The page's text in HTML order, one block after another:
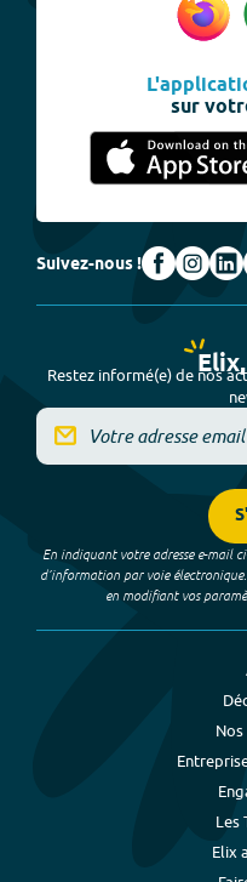
sur
Suivez-nous !
Restez informé(e) de nos
En indiquant votre adresse e-mail
d’information par voie
en modifiant vos
Les
Elix